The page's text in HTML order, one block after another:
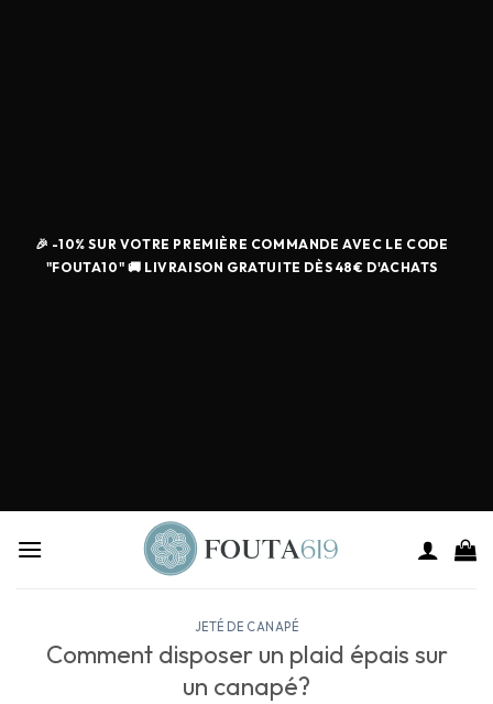
🎉 -10% SUR VOTRE PREMIÈRE COMMANDE AVEC LE CODE
"FOUTA10" 🚚 LIVRAISON GRATUITE DÈS 48€ D'ACHATS
JETÉ DE CANAPÉ
Comment disposer un plaid épais sur
un canapé?